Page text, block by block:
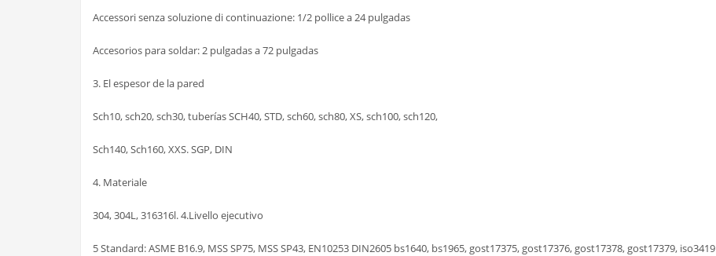
Accessori senza soluzione di continuazione: 1/2 pollice a 24 pulgadas
Accesorios para soldar: 2 pulgadas a 72 pulgadas
3. El espesor de la pared
Sch10, sch20, sch30, tuberías SCH40, STD, sch60, sch80, XS, sch100, sch120,
Sch140, Sch160, XXS. SGP, DIN
4. Materiale
304, 304L, 316316l. 4.Livello ejecutivo
5 Standard: ASME B16.9, MSS SP75, MSS SP43, EN10253 DIN2605 bs1640, bs1965, gost17375, gost17376, gost17378, gost17379, iso3419